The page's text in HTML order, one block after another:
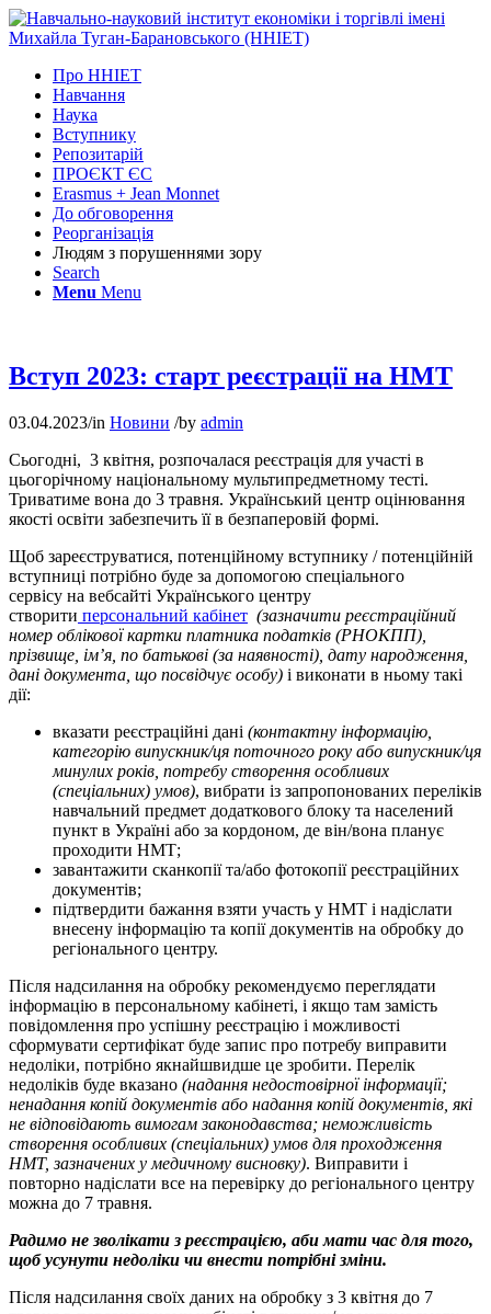
Про ННІЕТ
Навчання
Наука
Вступнику
Репозитарій
ПРОЄКТ ЄС
Erasmus + Jean Monnet
До обговорення
Реорганізація
Людям з порушеннями зору
Search
Menu Menu
Вступ 2023: старт реєстрації на НМТ
03.04.2023/in Новини /by admin
Сьогодні, 3 квітня, розпочалася реєстрація для участі в
цьогорічному національному мультипредметному тесті.
Триватиме вона до 3 травня. Український центр оцінювання
якості освіти забезпечить її в безпаперовій формі.
Щоб зареєструватися, потенційному вступнику / потенційній
вступниці потрібно буде за допомогою спеціального
сервісу на вебсайті Українського центру
створити персональний кабінет (зазначити реєстраційний
номер облікової картки платника податків (РНОКПП),
прізвище, ім’я, по батькові (за наявності), дату народження,
дані документа, що посвідчує особу) і виконати в ньому такі
дії:
вказати реєстраційні дані (контактну інформацію,
категорію випускник/ця поточного року або випускник/ця
минулих років, потребу створення особливих
(спеціальних) умов), вибрати із запропонованих переліків
навчальний предмет додаткового блоку та населений
пункт в Україні або за кордоном, де він/вона планує
проходити НМТ;
завантажити сканкопії та/або фотокопії реєстраційних
документів;
підтвердити бажання взяти участь у НМТ і надіслати
внесену інформацію та копії документів на обробку до
регіонального центру.
Після надсилання на обробку рекомендуємо переглядати
інформацію в персональному кабінеті, і якщо там замість
повідомлення про успішну реєстрацію і можливості
сформувати сертифікат буде запис про потребу виправити
недоліки, потрібно якнайшвидше це зробити. Перелік
недоліків буде вказано (надання недостовірної інформації;
ненадання копій документів або надання копій документів, які
не відповідають вимогам законодавства; неможливість
створення особливих (спеціальних) умов для проходження
НМТ, зазначених у медичному висновку). Виправити і
повторно надіслати все на перевірку до регіонального центру
можна до 7 травня.
Радимо не зволікати з реєстрацією, аби мати час для того,
щоб усунути недоліки чи внести потрібні зміни.
Після надсилання своїх даних на обробку з 3 квітня до 7